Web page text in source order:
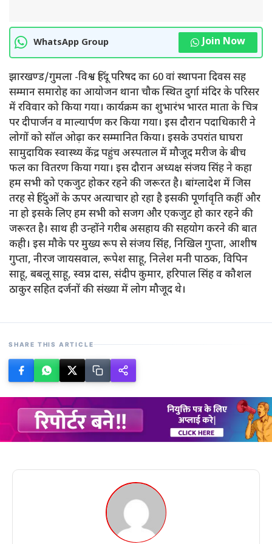
WhatsApp Group Join Now
झारखण्ड/गुमला -विश्व हिंदू परिषद का 60 वां स्थापना दिवस सह
सम्मान समारोह का आयोजन थाना चौक स्थित दुर्गा मंदिर के परिसर
में रविवार को किया गया। कार्यक्रम का शुभारंभ भारत माता के चित्र
पर दीपार्जन व माल्यार्पण कर किया गया। इस दौरान पदाधिकारी ने
लोगों को सॉल ओढ़ा कर सम्मानित किया। इसके उपरांत घाघरा
सामुदायिक स्वास्थ्य केंद्र पहुंच अस्पताल में मौजूद मरीज के बीच
फल का वितरण किया गया। इस दौरान अध्यक्ष संजय सिंह ने कहा
हम सभी को एकजुट होकर रहने की जरूरत है। बांग्लादेश में जिस
तरह से हिंदुओं के ऊपर अत्याचार हो रहा है इसकी पूर्णावृति कहीं और
ना हो इसके लिए हम सभी को सजग और एकजुट हो कार रहने की
जरूरत है। साथ ही उन्होंने गरीब असहाय की सहयोग करने की बात
कही। इस मौके पर मुख्य रूप से संजय सिंह, निखिल गुप्ता, आशीष
गुप्ता, नीरज जायसवाल, रूपेश साहू, निलेश मनी पाठक, विपिन
साहू, बबलू साहू, स्वप्न दास, संदीप कुमार, हरिपाल सिंह व कौशल
ठाकुर सहित दर्जनों की संख्या में लोग मौजूद थे।
SHARE THIS ARTICLE